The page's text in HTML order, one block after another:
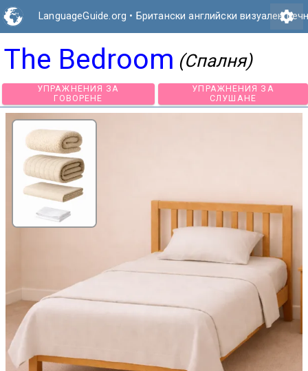
LanguageGuide.org • Британски английски визуаленsettings
The Bedroom (Спалня)
УПРАЖНЕНИЯ ЗА
ГОВОРЕНЕ
УПРАЖНЕНИЯ
СЛУШАНЕ